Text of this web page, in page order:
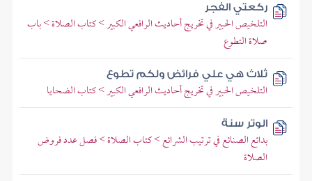
ركعتي الفجر
التلخيص الحبير في تخريج أحاديث الرافعي الكبير > كتاب الصلاة > باب
صلاة التطوع
ثلاث هي علي فرائض ولكم تطوع
التلخيص الحبير في تخريج أحاديث الرافعي الكبير > كتاب الضحايا
الوتر سنة
بدائع الصنائع في ترتيب الشرائع > كتاب الصلاة > فصل عدد فروض
الصلاة